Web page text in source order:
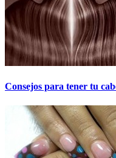
Consejos para tener tu